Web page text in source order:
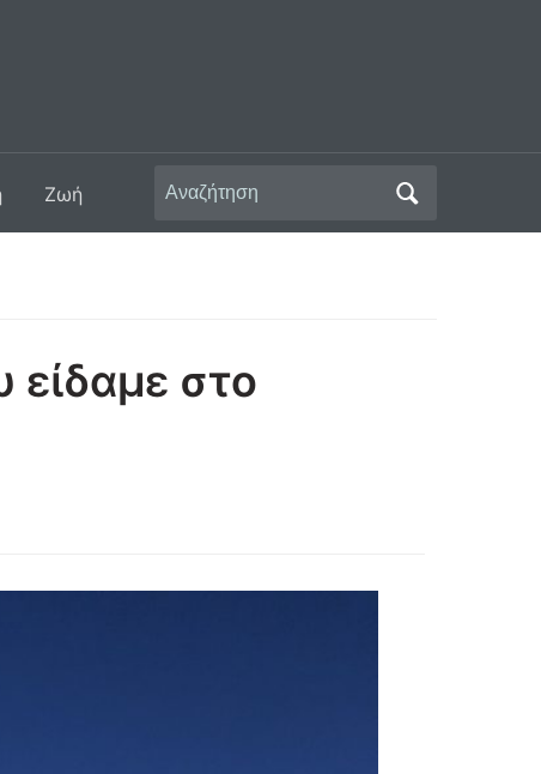
Ζωή
Αναζήτηση
είδαμε στο